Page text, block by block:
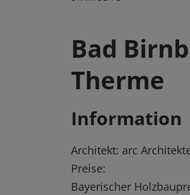
Bad
Therme
Information
Architekt: arc
Preise:
Bayerischer